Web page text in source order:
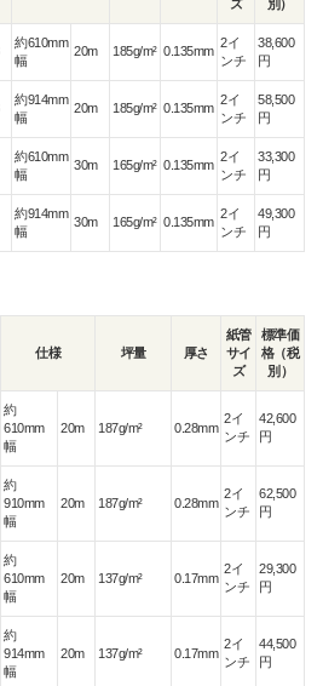
ズ
別）
約610mm
幅
20m 185g/m² 0.135mm
2イ
ンチ
38,600
円
約914mm
幅
20m 185g/m² 0.135mm
2イ
ンチ
58,500
円
約610mm
幅
30m 165g/m² 0.135mm
2イ
ンチ
33,300
円
約914mm
幅
30m 165g/m² 0.135mm
2イ
ンチ
49,300
円
仕様 坪量 厚さ
紙管
サイ
ズ
標準価
格（税
別）
約
610mm
幅
20m 187g/m² 0.28mm
2イ
ンチ
42,600
円
約
910mm
幅
20m 187g/m² 0.28mm
2イ
ンチ
62,500
円
約
610mm
幅
20m 137g/m² 0.17mm
2イ
ンチ
29,300
円
約
914mm
幅
20m 137g/m² 0.17mm
2イ
ンチ
44,500
円